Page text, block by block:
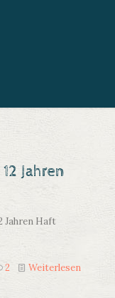
Jahren
Jahren Haft
2 Weiterlesen